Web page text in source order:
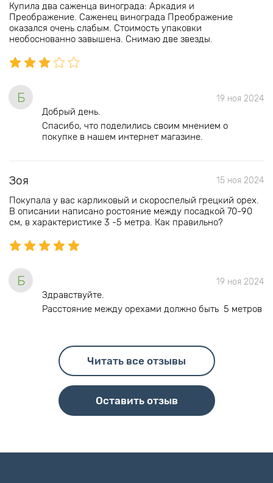
Купила два саженца винограда: Аркадия и
Преображение. Саженец винограда Преображение
оказался очень слабым. Стоимость упаковки
необоснованно завышена. Снимаю две звезды.
Б 19 ноя 2024
Добрый день.
Спасибо, что поделились своим мнением о
покупке в нашем интернет магазине.
Зоя 15 ноя 2024
Покупала у вас карликовый и скороспелый грецкий орех.
В описании написано ростояние между посадкой 70-90
см, в характеристике 3 -5 метра. Как правильно?
Б 19 ноя 2024
Здравствуйте.
Расстояние между орехами должно быть 5 метров
Читать все отзывы
Оставить отзыв